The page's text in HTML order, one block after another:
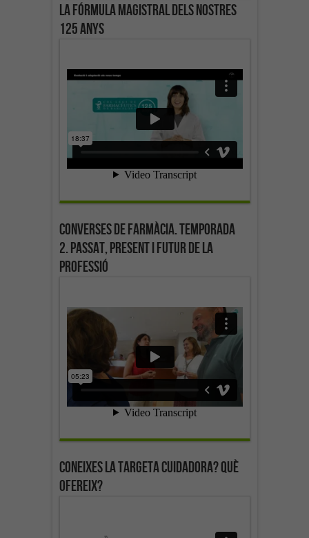
La fórmula magistral dels nostres
125 anys
Converses de farmàcia. Temporada
2. Passat, present i futur de la
professió
Coneixes la targeta cuidadora? Què
ofereix?